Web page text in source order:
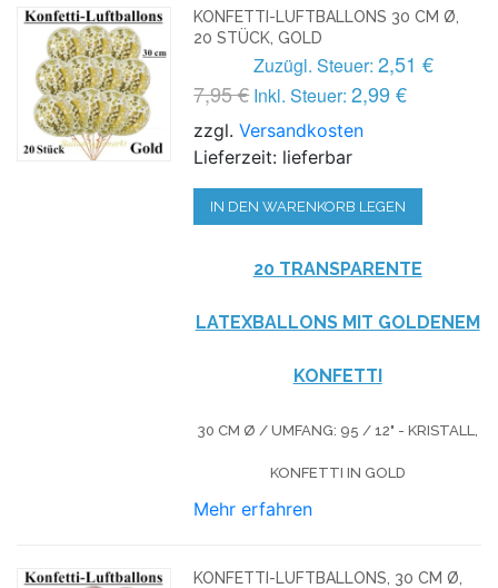
KONFETTI-LUFTBALLONS 30 CM Ø,
20 STÜCK, GOLD
7,95 €
Zuzügl. Steuer: 2,51 €
Inkl. Steuer: 2,99 €
zzgl.Versandkosten
Lieferzeit: lieferbar
IN DEN WARENKORB LEGEN
20 TRANSPARENTE
LATEXBALLONS MIT GOLDENEM
KONFETTI
30 CM Ø / UMFANG: 95 / 12" - KRISTALL,
KONFETTI IN GOLD
Mehr erfahren
KONFETTI-LUFTBALLONS, 30 CM Ø,